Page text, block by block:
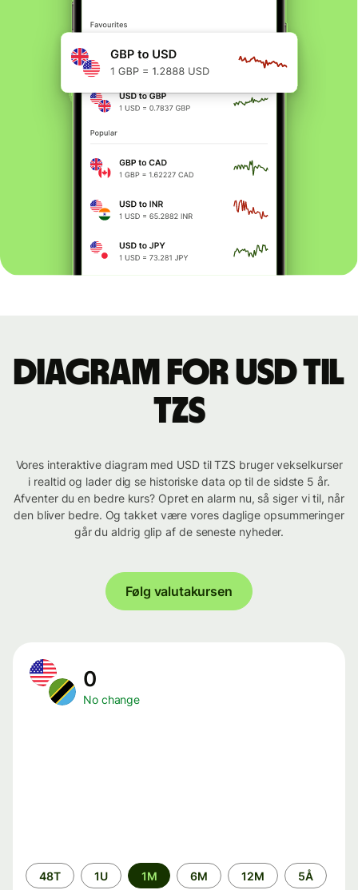
Diagram for USD til
TZS
Vores interaktive diagram med USD til TZS bruger vekselkurser
i realtid og lader dig se historiske data op til de sidste 5 år.
Afventer du en bedre kurs? Opret en alarm nu, så siger vi til, når
den bliver bedre. Og takket være vores daglige opsummeringer
går du aldrig glip af de seneste nyheder.
Følg valutakursen
0
No change
Time
period
48T 1U 1M 6M 12M 5Å